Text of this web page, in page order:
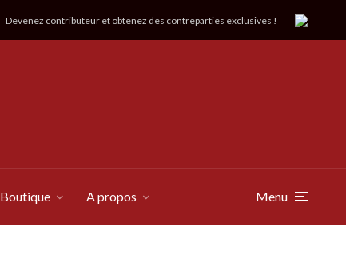
Devenez contributeur et obtenez des contreparties exclusives !
Boutique A propos Menu